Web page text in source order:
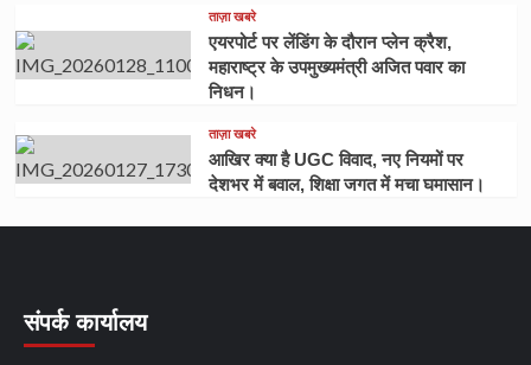
ताज़ा खबरे
एयरपोर्ट पर लेंडिंग के दौरान प्लेन क्रैश,
महाराष्ट्र के उपमुख्यमंत्री अजित पवार का
निधन।
ताज़ा खबरे
आखिर क्या है UGC विवाद, नए नियमों पर
देशभर में बवाल, शिक्षा जगत में मचा घमासान।
संपर्क कार्यालय